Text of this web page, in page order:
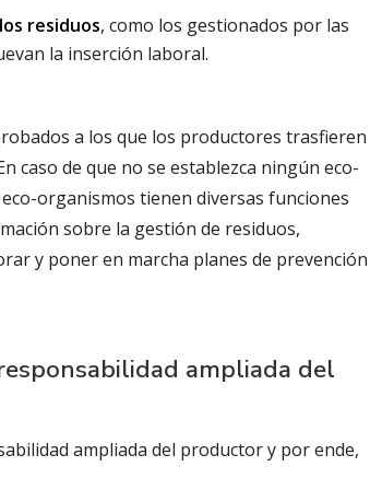
residuos, como los gestionados por las
la inserción laboral.
a los que los productores trasfieren
caso de que no se establezca ningún eco-
organismos tienen diversas funciones
sobre la gestión de residuos,
y poner en marcha planes de prevención
ampliada del
ampliada del productor y por ende,